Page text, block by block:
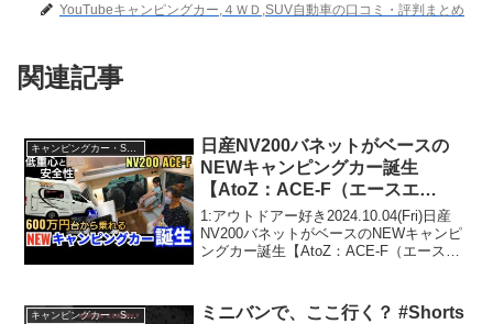
YouTubeキャンピングカー,４ＷＤ,SUV自動車の口コミ・評判まとめ
関連記事
日産NV200バネットがベースの
NEWキャンピングカー誕生
【AtoZ：ACE-F（エースエ
フ）】 名古屋キャンピングカー
フェア2024AUTUMN
1:アウトドアー好き2024.10.04(Fri)日産
NV200バネットがベースのNEWキャンピ
ングカー誕生【AtoZ：ACE-F（エースエ
見逃さないで！！2:...
キャンピングカー・SUV人気車種
ミニバンで、ここ行く？ #Shorts